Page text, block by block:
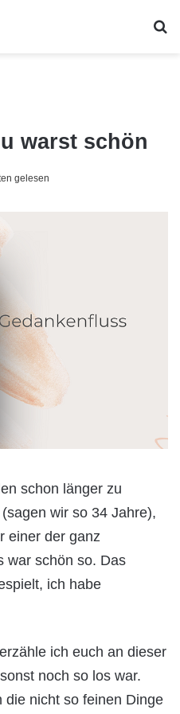
warst schön
gelesen
schon länger zu
wir so 34 Jahre),
einer der ganz
war schön so. Das
ich habe
ich euch an dieser
noch so los war.
die nicht so feinen Dinge